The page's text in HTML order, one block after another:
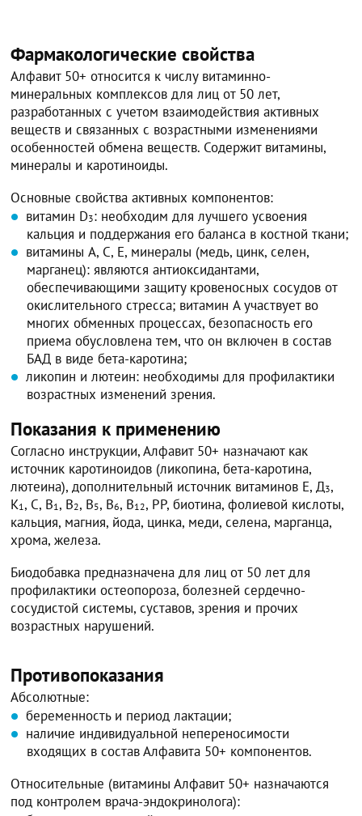
Фармакологические свойства
Алфавит 50+ относится к числу витаминно-
минеральных комплексов для лиц от 50 лет,
разработанных с учетом взаимодействия активных
веществ и связанных с возрастными изменениями
особенностей обмена веществ. Содержит витамины,
минералы и каротиноиды.
Основные свойства активных компонентов:
витамин D3: необходим для лучшего усвоения
кальция и поддержания его баланса в костной ткани;
витамины A, C, E, минералы (медь, цинк, селен,
марганец): являются антиоксидантами,
обеспечивающими защиту кровеносных сосудов от
окислительного стресса; витамин A участвует во
многих обменных процессах, безопасность его
приема обусловлена тем, что он включен в состав
БАД в виде бета-каротина;
ликопин и лютеин: необходимы для профилактики
возрастных изменений зрения.
Показания к применению
Согласно инструкции, Алфавит 50+ назначают как
источник каротиноидов (ликопина, бета-каротина,
лютеина), дополнительный источник витаминов Е, Д3,
К1, С, В1, В2, В5, В6, В12, РР, биотина, фолиевой кислоты,
кальция, магния, йода, цинка, меди, селена, марганца,
хрома, железа.
Биодобавка предназначена для лиц от 50 лет для
профилактики остеопороза, болезней сердечно-
сосудистой системы, суставов, зрения и прочих
возрастных нарушений.
Противопоказания
Абсолютные:
беременность и период лактации;
наличие индивидуальной непереносимости
входящих в состав Алфавита 50+ компонентов.
Относительные (витамины Алфавит 50+ назначаются
под контролем врача-эндокринолога):